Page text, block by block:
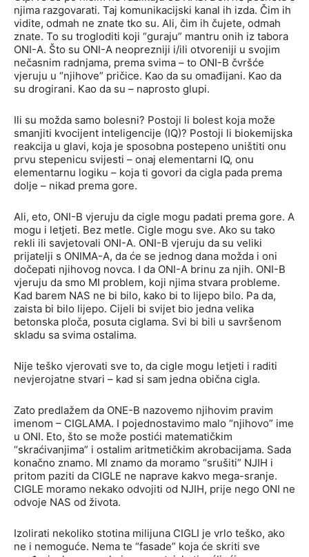
njima razgovarati. Taj komunikacijski kanal ih izda. Čim ih
vidite, odmah ne znate tko su. Ali, čim ih čujete, odmah
znate. To su trogloditi koji “guraju” mantru onih iz tabora
ONI-A. Što su ONI-A neoprezniji i/ili otvoreniji u svojim
nečasnim radnjama, prema svima – to ONI-B čvršće
vjeruju u “njihove” pričice. Kao da su omađijani. Kao da
su drogirani. Kao da su – naprosto glupi.
Ili su možda samo bolesni? Postoji li bolest koja može
smanjiti kvocijent inteligencije (IQ)? Postoji li biokemijska
reakcija u glavi, koja je sposobna postepeno uništiti onu
prvu stepenicu svijesti – onaj elementarni IQ, onu
elementarnu logiku – koja ti govori da cigla pada prema
dolje – nikad prema gore.
Ali, eto, ONI-B vjeruju da cigle mogu padati prema gore. A
mogu i letjeti. Bez metle. Cigle mogu sve. Ako su tako
rekli ili savjetovali ONI-A. ONI-B vjeruju da su veliki
prijatelji s ONIMA-A, da će se jednog dana možda i oni
dočepati njihovog novca. I da ONI-A brinu za njih. ONI-B
vjeruju da smo MI problem, koji njima stvara probleme.
Kad barem NAS ne bi bilo, kako bi to lijepo bilo. Pa da,
zaista bi bilo lijepo. Cijeli bi svijet bio jedna velika
betonska ploča, posuta ciglama. Svi bi bili u savršenom
skladu sa svima ostalima.
Nije teško vjerovati sve to, da cigle mogu letjeti i raditi
nevjerojatne stvari – kad si sam jedna obična cigla.
Zato predlažem da ONE-B nazovemo njihovim pravim
imenom – CIGLAMA. I pojednostavimo malo “njihovo” ime
u ONI. Eto, što se može postići matematičkim
“skraćivanjima” i ostalim aritmetičkim akrobacijama. Sada
konačno znamo. MI znamo da moramo “srušiti” NJIH i
pritom paziti da CIGLE ne naprave kakvo mega-sranje.
CIGLE moramo nekako odvojiti od NJIH, prije nego ONI ne
odvoje NAS od života.
Izolirati nekoliko stotina milijuna CIGLI je vrlo teško, ako
ne i nemoguće. Nema te “fasade” koja će skriti sve